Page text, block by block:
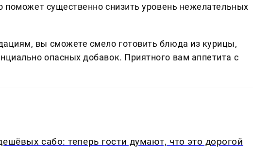
поможет существенно снизить уровень нежелательных
вы сможете смело готовить блюда из курицы,
опасных добавок. Приятного вам аппетита с
сабо: теперь гости думают, что это дорогой